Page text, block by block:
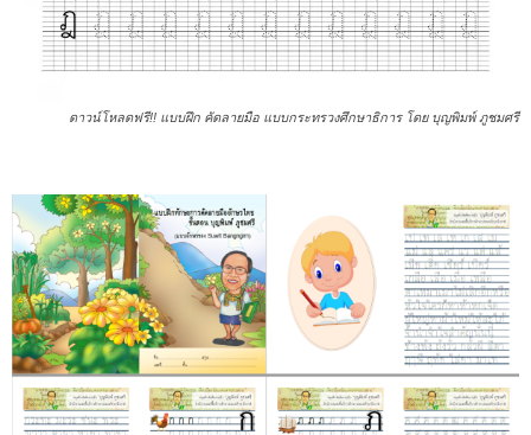
ดาวน์โหลดฟรี!! แบบฝึก คัดลายมือ แบบกระทรวงศึกษาธิการ โดย บุญพิมพ์ ภูชมศรี